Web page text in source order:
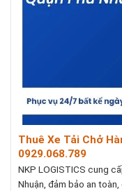
Thuê Xe Tải Chở
0929.068.789
NKP LOGISTICS cung
Nhuận, đảm bảo an